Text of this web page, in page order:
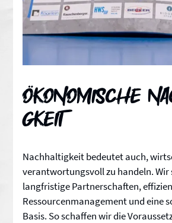
Ökonomische
gkeit
Nachhaltigkeit bedeutet auch,
verantwortungsvoll zu handeln. Wir
langfristige Partnerschaften,
Ressourcenmanagement und eine
Basis. So schaffen wir die